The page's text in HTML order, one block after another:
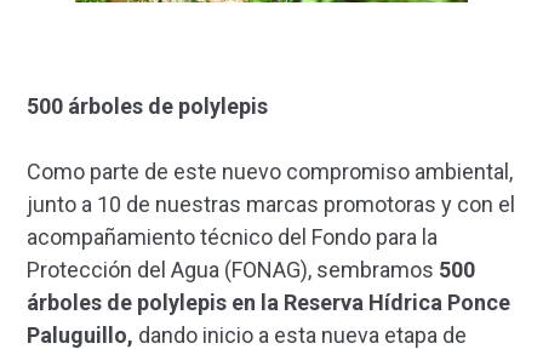
500 árboles de polylepis
Como parte de este nuevo compromiso ambiental,
junto a 10 de nuestras marcas promotoras y con el
acompañamiento técnico del Fondo para la
Protección del Agua (FONAG), sembramos 500
árboles de polylepis en la Reserva Hídrica Ponce
Paluguillo, dando inicio a esta nueva etapa de